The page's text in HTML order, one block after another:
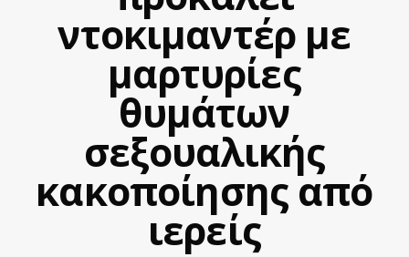
ντοκιμαντέρ με
μαρτυρίες
θυμάτων
σεξουαλικής
κακοποίησης από
ιερείς